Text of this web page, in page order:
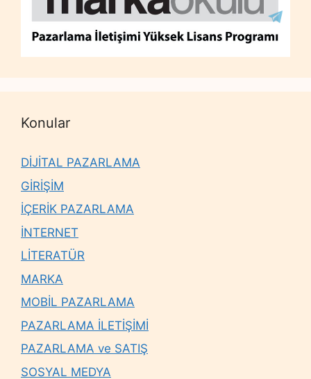
Konular
DİJİTAL PAZARLAMA
GİRİŞİM
İÇERİK PAZARLAMA
İNTERNET
LİTERATÜR
MARKA
MOBİL PAZARLAMA
PAZARLAMA İLETİŞİMİ
PAZARLAMA ve SATIŞ
SOSYAL MEDYA